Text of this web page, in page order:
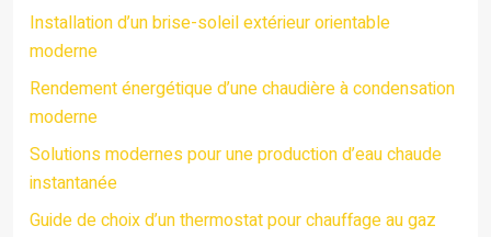
Installation d’un brise-soleil extérieur orientable
moderne
Rendement énergétique d’une chaudière à condensation
moderne
Solutions modernes pour une production d’eau chaude
instantanée
Guide de choix d’un thermostat pour chauffage au gaz